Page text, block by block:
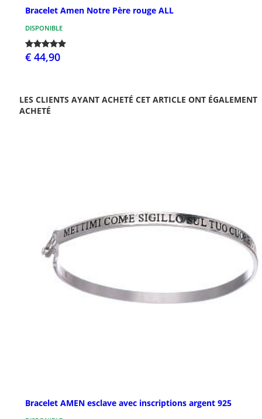
Bracelet Amen Notre Père rouge ALL
DISPONIBLE
€ 44,90
LES CLIENTS AYANT ACHETÉ CET ARTICLE ONT ÉGALEMENT
ACHETÉ
Bracelet AMEN esclave avec inscriptions argent 925